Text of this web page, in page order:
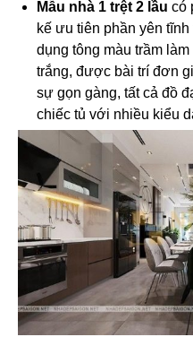
Mẫu nhà 1 trệt 2 lầu có
kế ưu tiên phần yên
dụng tông màu trầm
trắng, được bài trí đơn
sự gọn gàng, tất cả đồ
chiếc tủ với nhiều kiểu